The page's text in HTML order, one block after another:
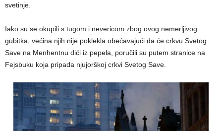
svetinje.
Iako su se okupili s tugom i nevericom zbog ovog nemerljivog
gubitka, većina njih nije poklekla obećavajući da će crkvu Svetog
Save na Menhentnu dići iz pepela, poručili su putem stranice na
Fejsbuku koja pripada njujorškoj crkvi Svetog Save.